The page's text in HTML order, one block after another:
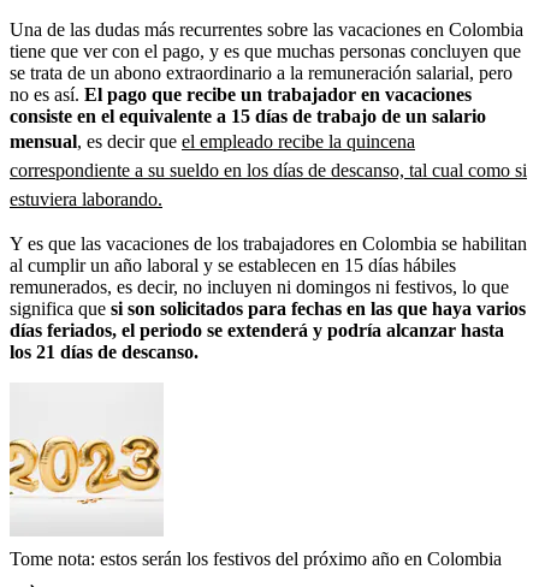
Una de las dudas más recurrentes sobre las vacaciones en Colombia
tiene que ver con el pago, y es que muchas personas concluyen que
se trata de un abono extraordinario a la remuneración salarial, pero
no es así. El pago que recibe un trabajador en vacaciones
consiste en el equivalente a 15 días de trabajo de un salario
mensual, es decir que el empleado recibe la quincena
correspondiente a su sueldo en los días de descanso, tal cual como si
estuviera laborando.
Y es que las vacaciones de los trabajadores en Colombia se habilitan
al cumplir un año laboral y se establecen en 15 días hábiles
remunerados, es decir, no incluyen ni domingos ni festivos, lo que
significa que si son solicitados para fechas en las que haya varios
días feriados, el periodo se extenderá y podría alcanzar hasta
los 21 días de descanso.
Tome nota: estos serán los festivos del próximo año en Colombia